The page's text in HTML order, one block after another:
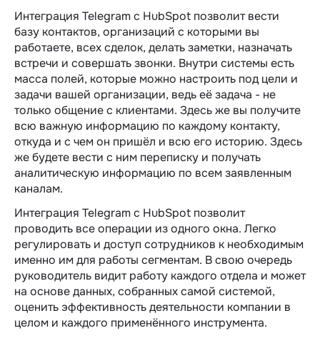
Интеграция Telegram c HubSpot позволит вести
базу контактов, организаций с которыми вы
работаете, всех сделок, делать заметки, назначать
встречи и совершать звонки. Внутри системы есть
масса полей, которые можно настроить под цели и
задачи вашей организации, ведь её задача - не
только общение с клиентами. Здесь же вы получите
всю важную информацию по каждому контакту,
откуда и с чем он пришёл и всю его историю. Здесь
же будете вести с ним переписку и получать
аналитическую информацию по всем заявленным
каналам.
Интеграция Telegram c HubSpot позволит
проводить все операции из одного окна. Легко
регулировать и доступ сотрудников к необходимым
именно им для работы сегментам. В свою очередь
руководитель видит работу каждого отдела и может
на основе данных, собранных самой системой,
оценить эффективность деятельности компании в
целом и каждого применённого инструмента.